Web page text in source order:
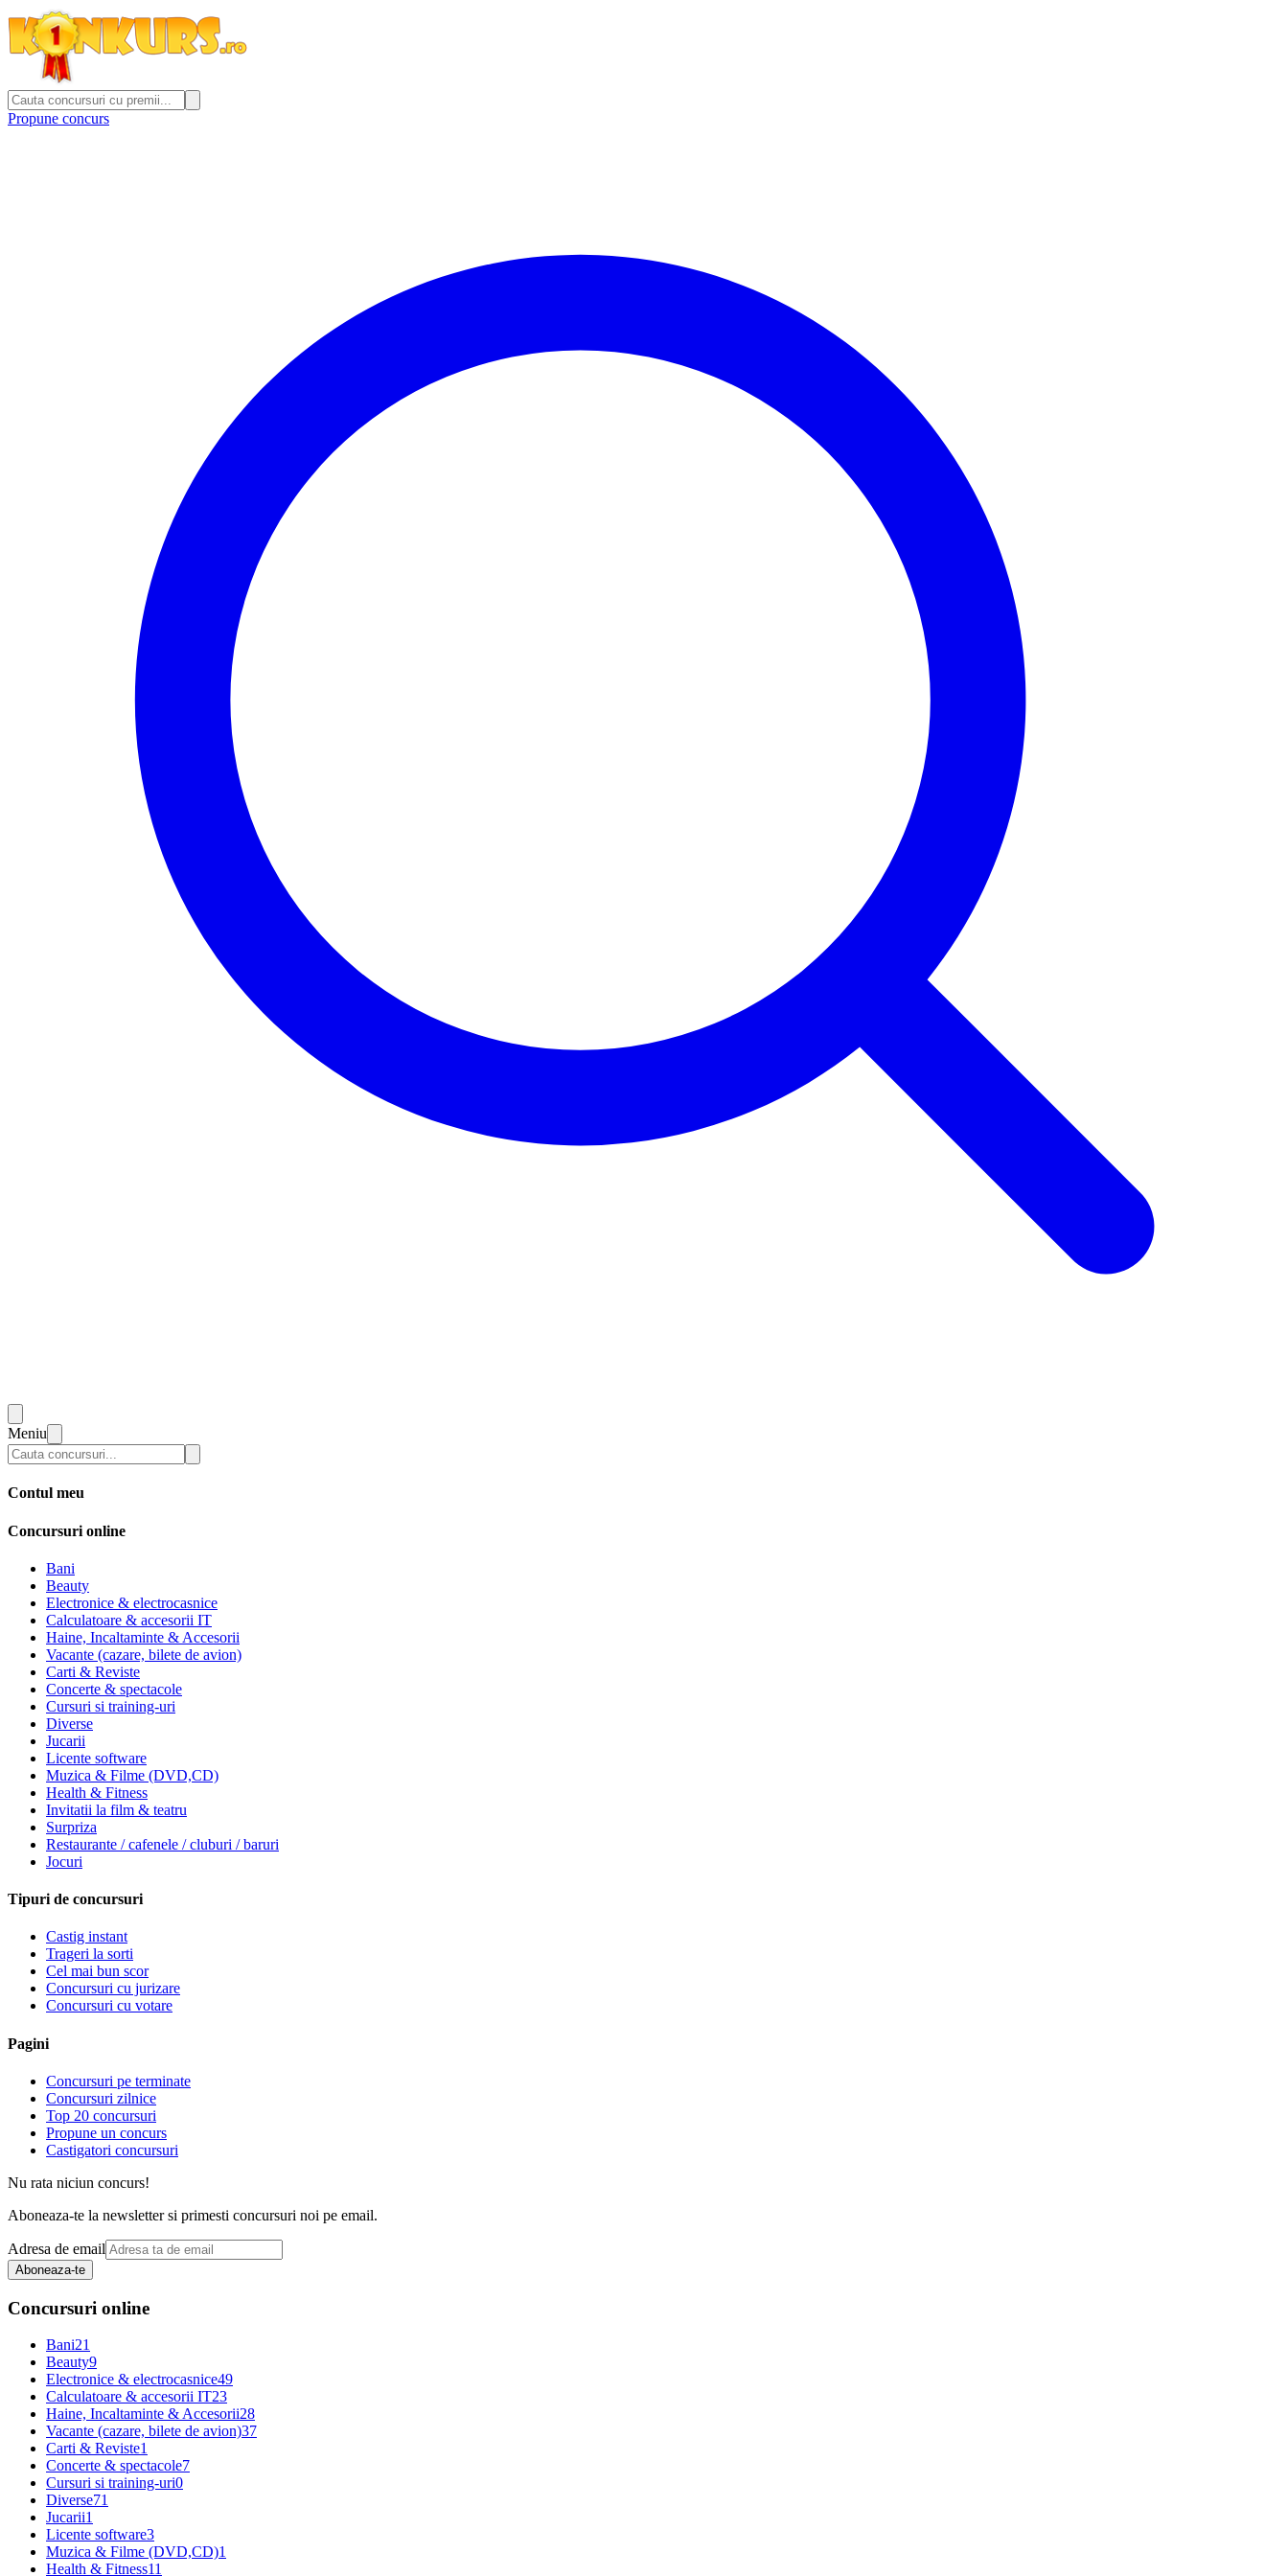
Propune concurs
Meniu
Contul meu
Concursuri online
Bani
Beauty
Electronice & electrocasnice
Calculatoare & accesorii IT
Haine, Incaltaminte & Accesorii
Vacante (cazare, bilete de avion)
Carti & Reviste
Concerte & spectacole
Cursuri si training-uri
Diverse
Jucarii
Licente software
Muzica & Filme (DVD,CD)
Health & Fitness
Invitatii la film & teatru
Surpriza
Restaurante / cafenele / cluburi / baruri
Jocuri
Tipuri de concursuri
Castig instant
Trageri la sorti
Cel mai bun scor
Concursuri cu jurizare
Concursuri cu votare
Pagini
Concursuri pe terminate
Concursuri zilnice
Top 20 concursuri
Propune un concurs
Castigatori concursuri
Nu rata niciun concurs!
Aboneaza-te la newsletter si primesti concursuri noi pe email.
Adresa de email
Aboneaza-te
Concursuri online
Bani21
Beauty9
Electronice & electrocasnice49
Calculatoare & accesorii IT23
Haine, Incaltaminte & Accesorii28
Vacante (cazare, bilete de avion)37
Carti & Reviste1
Concerte & spectacole7
Cursuri si training-uri0
Diverse71
Jucarii1
Licente software3
Muzica & Filme (DVD,CD)1
Health & Fitness11